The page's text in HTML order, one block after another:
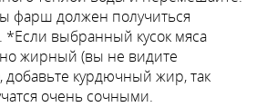
фарш должен получиться
выбранный кусок мяса
жирный (вы не видите
добавьте курдючный жир, так
очень сочными.